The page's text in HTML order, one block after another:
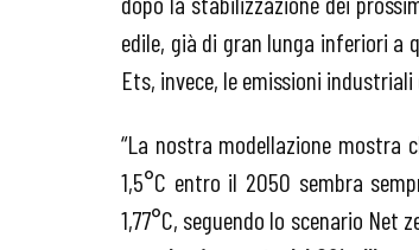
edile, già di gran lunga inferiori a
Ets, invece, le emissioni
“La nostra modellazione mostra
1,5°C entro il 2050 sembra
1,77°C, seguendo lo scenario Net